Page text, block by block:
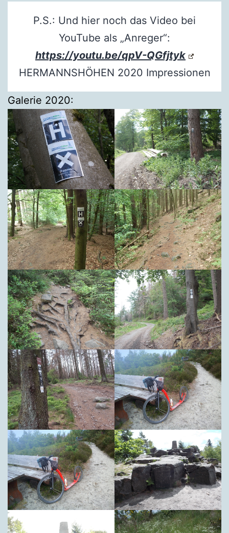
P.S.: Und hier noch das Video bei
YouTube als „Anreger“:
https://youtu.be/qpV-QGfjtyk
HERMANNSHÖHEN 2020 Impressionen
Galerie 2020: